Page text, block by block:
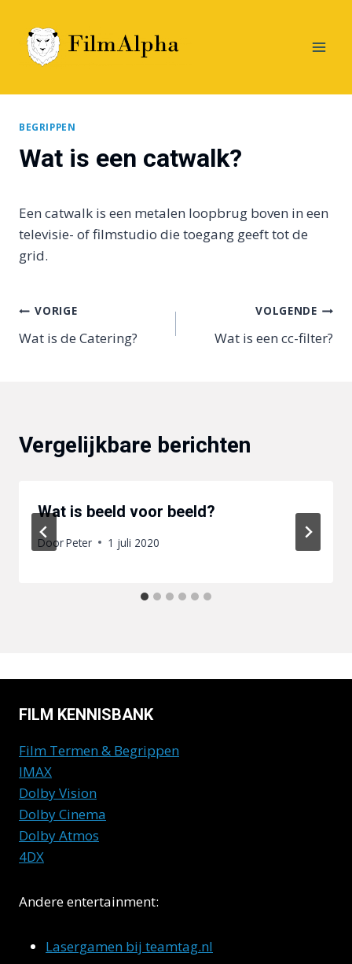
inhoud
BEGRIPPEN
Wat is een catwalk?
Een catwalk is een metalen loopbrug boven in een
televisie- of filmstudio die toegang geeft tot de
grid.
Bericht
navigatie
VORIGE
Wat is de Catering?
VOLGENDE
Wat is een cc-filter?
Vergelijkbare berichten
Wat is beeld voor beeld?
DoorPeter 1 juli 2020
FILM KENNISBANK
Film Termen & Begrippen
IMAX
Dolby Vision
Dolby Cinema
Dolby Atmos
4DX
Andere entertainment:
Lasergamen bij teamtag.nl